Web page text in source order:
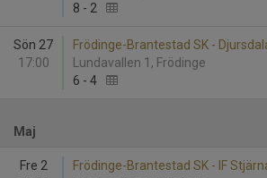
8 - 2
Sön 27
17:00
Frödinge-Brantestad SK -
Lundavallen 1, Frödinge
6 - 4
Maj
Fre 2
Frödinge-Brantestad SK - IF